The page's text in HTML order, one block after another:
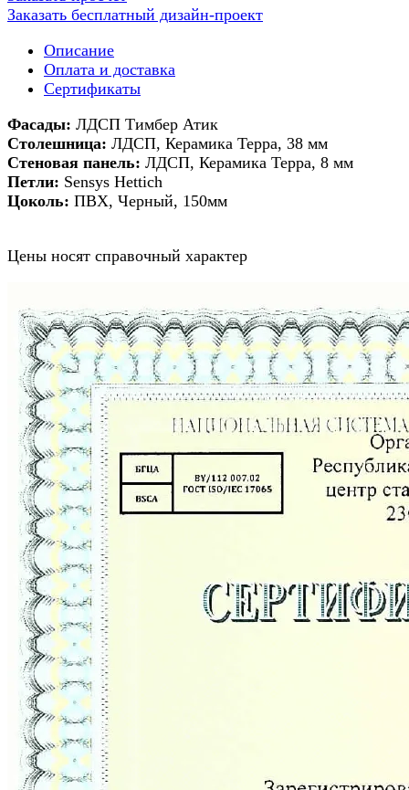
Заказать бесплатный дизайн-проект
Описание
Оплата и доставка
Сертификаты
Фасады: ЛДСП Тимбер Атик
Столешница: ЛДСП, Керамика Терра, 38 мм
Стеновая панель: ЛДСП, Керамика Терра, 8 мм
Петли: Sensys Hettich
Цоколь: ПВХ, Черный, 150мм
Цены носят справочный характер